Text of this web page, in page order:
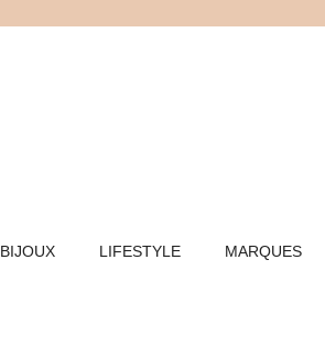
BIJOUX LIFESTYLE MARQUES